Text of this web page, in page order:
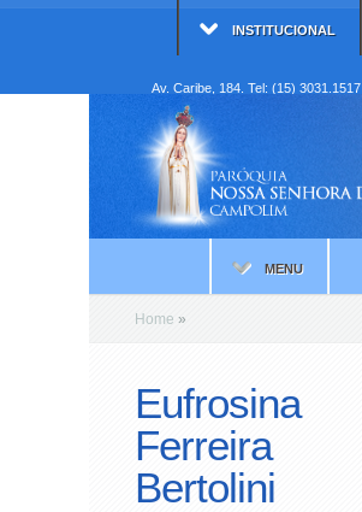
INSTITUCIONAL
Av. Caribe, 184. Tel: (15) 3031.1517
MENU
Home »
Eufrosina
Ferreira
Bertolini